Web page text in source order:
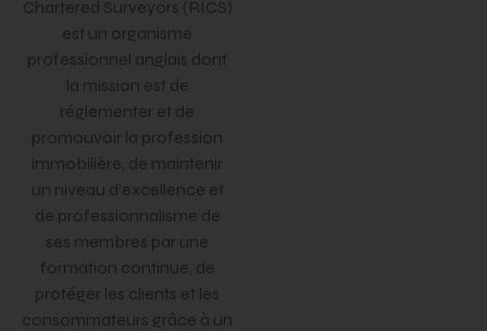
Chartered Surveyors (RICS)
est un organisme
professionnel anglais dont
la mission est de
réglementer et de
promouvoir la profession
immobilière, de maintenir
un niveau d’excellence et
de professionnalisme de
ses membres par une
formation continue, de
protéger les clients et les
consommateurs grâce à un